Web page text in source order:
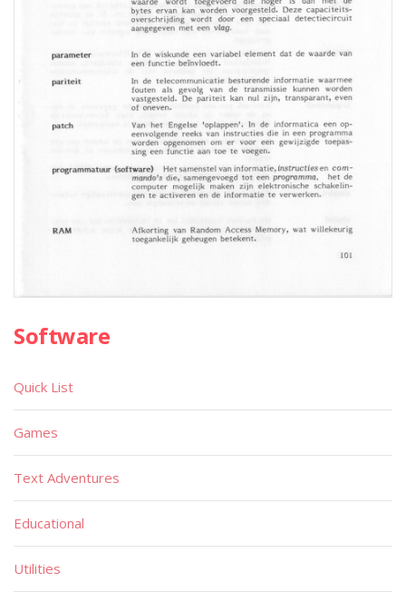
Software
Quick List
Games
Text Adventures
Educational
Utilities